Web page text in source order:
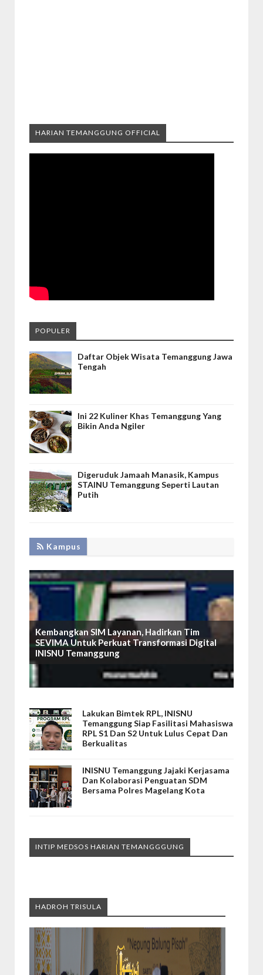
HARIAN TEMANGGUNG OFFICIAL
POPULER
Daftar Objek Wisata Temanggung Jawa
Tengah
Ini 22 Kuliner Khas Temanggung Yang
Bikin Anda Ngiler
Digeruduk Jamaah Manasik, Kampus
STAINU Temanggung Seperti Lautan
Putih
Kampus
Kembangkan SIM Layanan, Hadirkan Tim
SEVIMA Untuk Perkuat Transformasi Digital
INISNU Temanggung
Lakukan Bimtek RPL, INISNU
Temanggung Siap Fasilitasi Mahasiswa
RPL S1 Dan S2 Untuk Lulus Cepat Dan
Berkualitas
INISNU Temanggung Jajaki Kerjasama
Dan Kolaborasi Penguatan SDM
Bersama Polres Magelang Kota
INTIP MEDSOS HARIAN TEMANGGGUNG
HADROH TRISULA